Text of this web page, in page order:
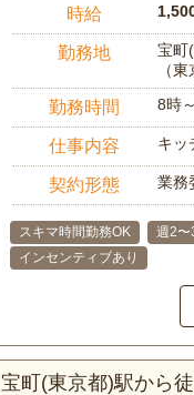
時給
勤務地
宝町
（
勤務時間 8時
仕事内容 キッ
契約形態 業務
スキマ時間勤務OK 週2〜
インセンティブあり
宝町(東京都)駅から